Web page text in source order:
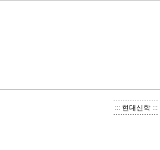
::: 현대신학 :::